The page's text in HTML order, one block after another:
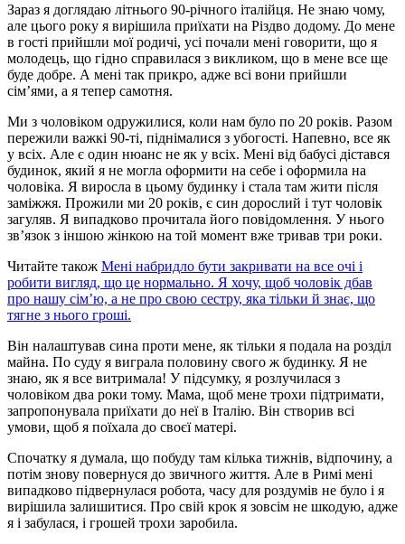
Зараз я доглядаю літнього 90-річного італійця. Не знаю чому,
але цього року я вирішила приїхати на Різдво додому. До мене
в гості прийшли мої родичі, усі почали мені говорити, що я
молодець, що гідно справилася з викликом, що в мене все ще
буде добре. А мені так прикро, адже всі вони прийшли
сім’ями, а я тепер самотня.
Ми з чоловіком одружилися, коли нам було по 20 років. Разом
пережили важкі 90-ті, піднімалися з убогості. Напевно, все як
у всіх. Але є один нюанс не як у всіх. Мені від бабусі дістався
будинок, який я не могла оформити на себе і оформила на
чоловіка. Я виросла в цьому будинку і стала там жити після
заміжжя. Прожили ми 20 років, є син дорослий і тут чоловік
загуляв. Я випадково прочитала його повідомлення. У нього
зв’язок з іншою жінкою на той момент вже тривав три роки.
Читайте також Мені набридло бути закривати на все очі і
робити вигляд, що це нормально. Я хочу, щоб чоловік дбав
про нашу сім’ю, а не про свою сестру, яка тільки й знає, що
тягне з нього гроші.
Він налаштував сина проти мене, як тільки я подала на розділ
майна. По суду я виграла половину свого ж будинку. Я не
знаю, як я все витримала! У підсумку, я розлучилася з
чоловіком два роки тому. Мама, щоб мене трохи підтримати,
запропонувала приїхати до неї в Італію. Він створив всі
умови, щоб я поїхала до своєї матері.
Спочатку я думала, що побуду там кілька тижнів, відпочину, а
потім знову повернуся до звичного життя. Але в Римі мені
випадково підвернулася робота, часу для роздумів не було і я
вирішила залишитися. Про свій крок я зовсім не шкодую, адже
я і забулася, і грошей трохи заробила.